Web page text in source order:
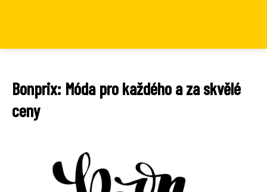
Bonprix: Móda pro každého a za skvělé
ceny